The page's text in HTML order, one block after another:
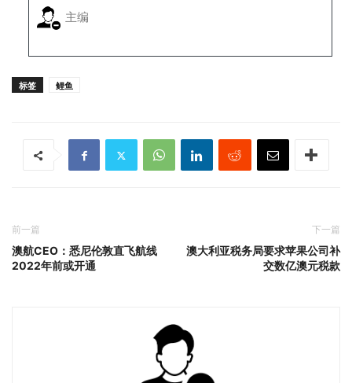
主编
标签 鲤鱼
前一篇
澳航CEO：悉尼伦敦直飞航线
2022年前或开通
下一篇
澳大利亚税务局要求苹果公司补
交数亿澳元税款